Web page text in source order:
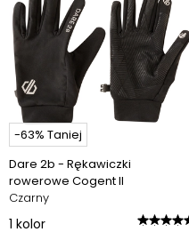
-63% Taniej
Dare 2b - Rękawiczki
rowerowe Cogent II
Czarny
1 kolor